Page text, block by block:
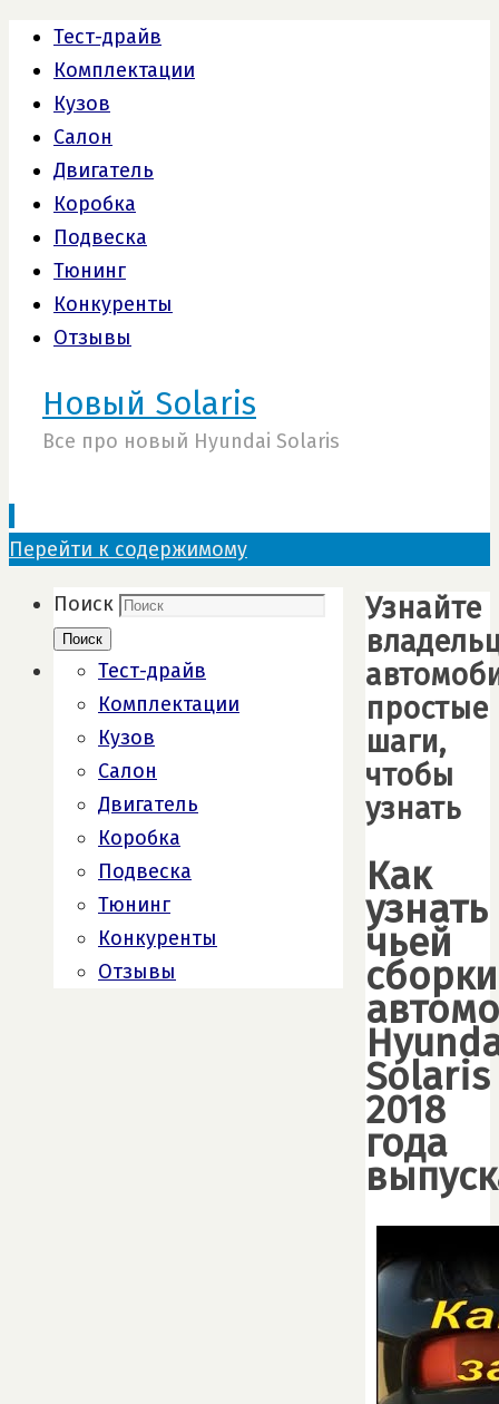
Тест-драйв
Комплектации
Кузов
Салон
Двигатель
Коробка
Подвеска
Тюнинг
Конкуренты
Отзывы
Новый Solaris
Все про новый Hyundai Solaris
Перейти к содержимому
Узнайте
простые
шаги,
чтобы
узнать
Как
узнать
чьей
сборки
Solaris
2018
года
Поиск
Поиск
Тест-драйв
Комплектации
Кузов
Салон
Двигатель
Коробка
Подвеска
Тюнинг
Конкуренты
Отзывы